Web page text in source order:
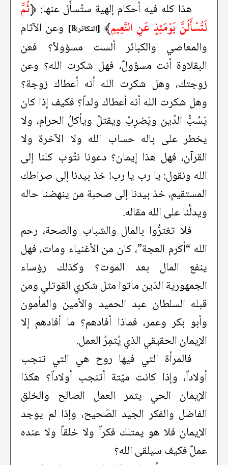
هذا كله فيه أحكام إلهية ستُسأَل عنها: ﴿ثُمَّ
لَتُسْأَلُنَّ يَوْمَئِذٍ عَنِ النَّعِيمِ﴾ [التكاثر:8]
وعن الآثام
والمعاصي والكبائر ألست مسؤولاً؟ فعن
البقلاوة أنت مسؤولٌ، فهل شكرت الله؟ وعن
زوجتك، وهل شكرت الله أنه أعطاك زوجة؟
وهل شكرت الله أنه أعطاك ولداً؟ فكيف إذا كان
يَسُبُّ الدِّين ويَضرِبُ ويقتلُ ويأكلُ الحرام، ولا
يخطر على باله حساب الله ولا الآخرة ولا
القرآن، فهل هذا إيمان؟ دعونا نتُوب كلنا إلى
الله ونقول: يا رب يا رب! خذ بيدنا إلى صراطك
المستقيم، خذ بيدنا إلى صحبة من ينهضنا حاله
ويدلُّنا على الله مقاله.
فلا تغترُّوا بالمال والشباب والصحة، رحم
الله “أكرم العجة”، كان من الأغنياء ومات، فهل
ينفع المال بعد الموت؟ وكذلك رؤساء
الجمهورية الذين ماتوا مثل شكري القوتلي ومن
قبله السلطان عبد الحميد والأمين والمأمون
وأبو بكر وعمر، فماذا أفادهم؟ ما أفادهم إلا
الإيمان الحقيقي الذي يُثمِرُ العمل.
فالمرأة التي فيها روح هي التي تنجب
أولاداً، وإذا كانت ميّتة أتنجب أولاداً؟ هكذا
الإيمان الحي يثمر العمل الصالح والخلق
الفاضل والفكر الجيد الصّحيح، وإذا لم يوجد
الإيمان فلا هو يمتلك فكراً ولا خلقاً ولا عنده
عملٌ فكيف سيلقى الله؟